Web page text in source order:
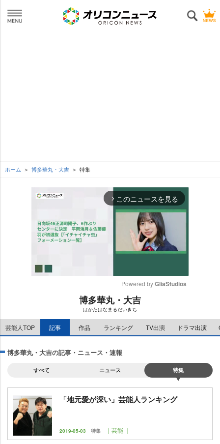
ホーム 博多華丸・大吉 特集
arrow_forward_ios このニュースを見る
e
Powered by GliaStudios
博多華丸・大吉
はかたはなまるだいきち
芸能人TOP 記事 作品 ランキング TV出演 ドラマ出演
博多華丸・大吉の記事・ニュース・速報
すべて ニュース 特集
「地元愛が深い」芸能人ランキング
2019-05-03 特集 ｜芸能 ｜